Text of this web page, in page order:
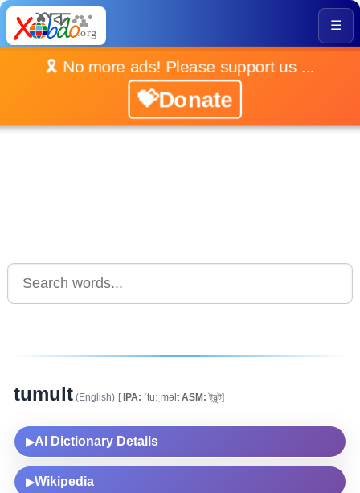
☰
🎗️ No more ads! Please support us ...
💝Donate
tumult (English) [IPA: ˈtuːˌməltASM: টুমুল্ট]
▶AI Dictionary Details
▶Wikipedia